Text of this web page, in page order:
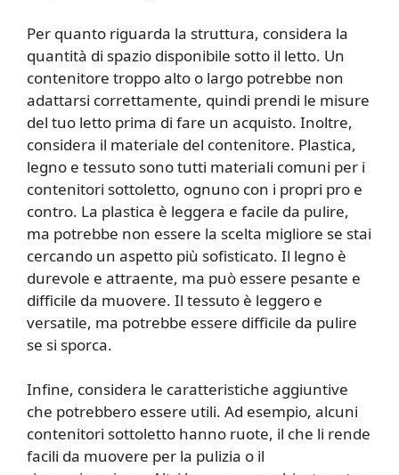
Per quanto riguarda la struttura, considera la
quantità di spazio disponibile sotto il letto. Un
contenitore troppo alto o largo potrebbe non
adattarsi correttamente, quindi prendi le misure
del tuo letto prima di fare un acquisto. Inoltre,
considera il materiale del contenitore. Plastica,
legno e tessuto sono tutti materiali comuni per i
contenitori sottoletto, ognuno con i propri pro e
contro. La plastica è leggera e facile da pulire,
ma potrebbe non essere la scelta migliore se stai
cercando un aspetto più sofisticato. Il legno è
durevole e attraente, ma può essere pesante e
difficile da muovere. Il tessuto è leggero e
versatile, ma potrebbe essere difficile da pulire
se si sporca.
Infine, considera le caratteristiche aggiuntive
che potrebbero essere utili. Ad esempio, alcuni
contenitori sottoletto hanno ruote, il che li rende
facili da muovere per la pulizia o il